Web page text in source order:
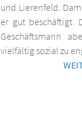
und Lierenfeld.
er gut beschäftigt.
Geschäftsmann
vielfältig sozial zu